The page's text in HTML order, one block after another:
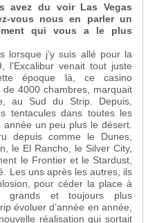
du voir Las Vegas
vous nous en parler un
qui vous a le plus
lorsque j’y suis allé pour la
l’Excalibur venait tout juste
époque là, ce casino
4000 chambres, marquait
au Sud du Strip. Depuis,
tentacules dans toutes les
un peu plus le désert.
depuis comme le Dunes,
le El Rancho, le Silver City,
le Frontier et le Stardust,
Les uns après les autres, ils
pour céder la place à
grands et toujours plus
évoluer d’année en année,
réalisation qui sortait